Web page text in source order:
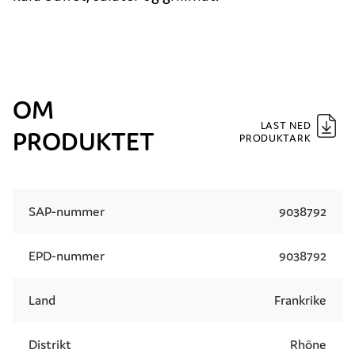
OM
PRODUKTET
LAST NED
PRODUKTARK
SAP-nummer 9038792
EPD-nummer 9038792
Land Frankrike
Distrikt Rhône